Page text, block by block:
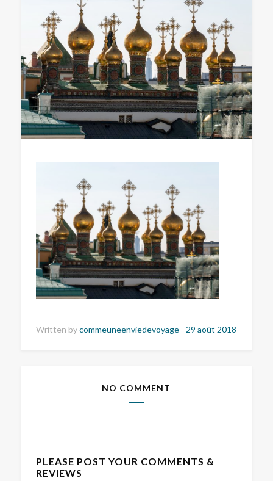
Written bycommeuneenviedevoyage - 29 août 2018
NO COMMENT
PLEASE POST YOUR COMMENTS &
REVIEWS